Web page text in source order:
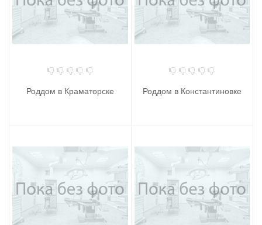
Роддом в Краматорске Роддом в Константиновке